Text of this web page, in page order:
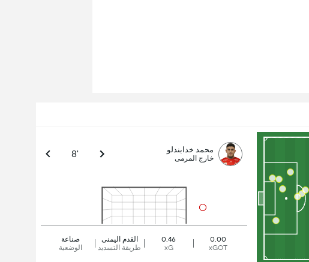
محمد خدابندلو
خارج المرمى 8'
صناعة
الوضعية
القدم اليمنى
طريقة التسديد
0.46
xG
0.00
xGOT